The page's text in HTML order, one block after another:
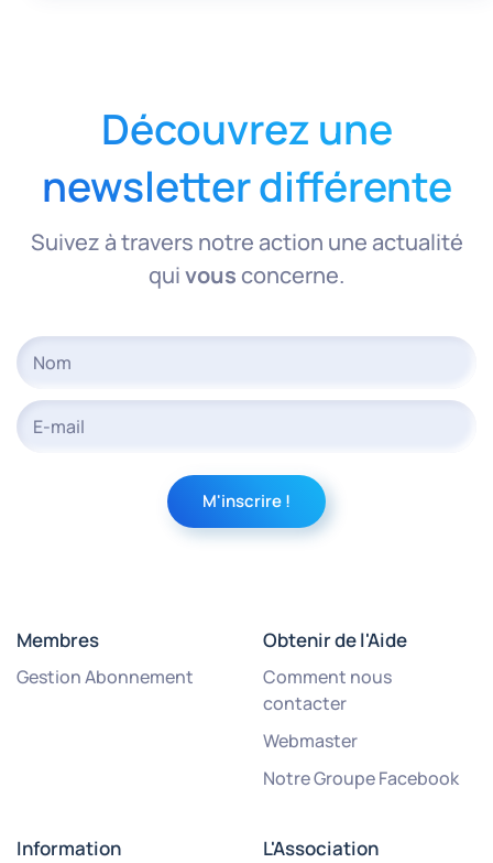
Découvrez une
newsletter différente
Suivez à travers notre action une actualité
quivousconcerne.
Membres
Gestion Abonnement
Obtenir de l'Aide
Comment nous
contacter
Webmaster
Notre Groupe Facebook
Information L'Association